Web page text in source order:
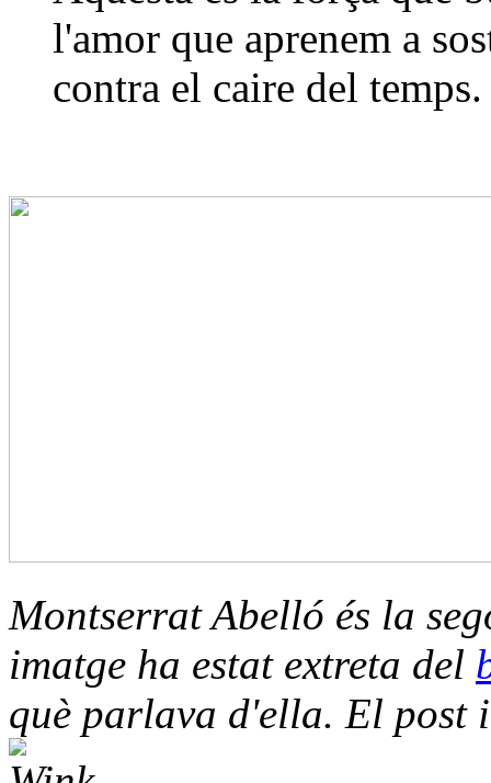
l'amor que aprenem a
contra el caire del temps.
Montserrat Abelló és la
imatge ha estat extreta del
què parlava d'ella. El post